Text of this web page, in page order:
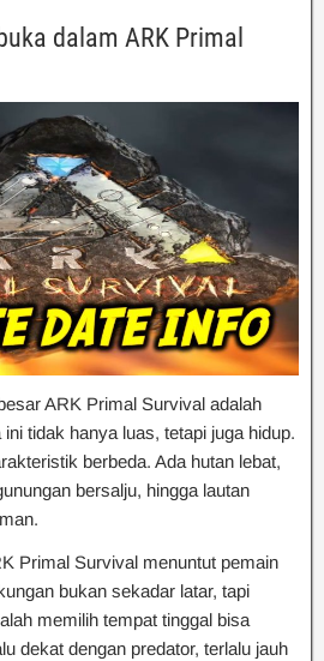
dalam ARK Primal
ARK Primal Survival adalah
tidak hanya luas, tetapi juga hidup.
berbeda. Ada hutan lebat,
bersalju, hingga lautan
Primal Survival menuntut pemain
bukan sekadar latar, tapi
memilih tempat tinggal bisa
dekat dengan predator, terlalu jauh